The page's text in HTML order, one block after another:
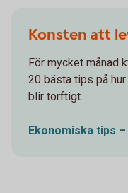
Konsten att
För mycket månad
20 bästa tips på
blir torftigt.
Ekonomiska tips